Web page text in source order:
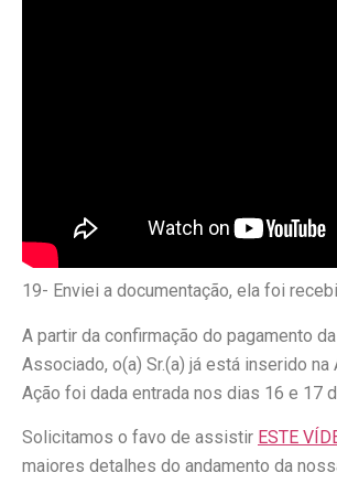
19- Enviei a documentação, ela foi
A partir da confirmação do pagamento
Associado, o(a) Sr.(a) já está inserido na
Ação foi dada entrada nos dias 16 e 17
Solicitamos o favo de assistir ESTE
maiores detalhes do andamento da